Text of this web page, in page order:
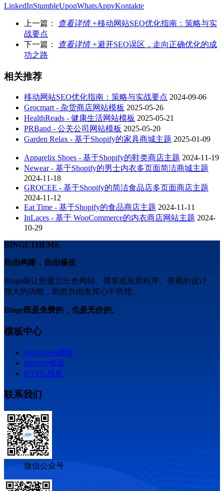
LinkedInStumbleUponWhatsAppvKontakte
上一篇： 查看详情 +移动网站SEO优化指南：策略与实
战要点
下一篇：
查看详情 +避开SEO误区，走向正确优化的成
功之路
相关推荐
移动网站SEO优化指南：策略与实战要点 2024-09-06
Grocmart - 杂货商店网站模板 2025-05-26
HealthReads - 健康生活网站模板 2025-05-21
PRBand - 公关公司网站模板 2025-05-20
Garden Relax - 基于Shopify的家具商城主题 2025-01-09
Apparelix Shoes - 基于Shopify的鞋类商店主题 2024-11-19
Newear - 基于Shopify的男士内衣多页面简洁商城主题
2024-11-18
GROCEE - 基于Shopify的简洁食品店多页面商店主题
2024-11-12
Eat Time - 基于Shopify的食品商店主题 2024-11-11
InLaces - 基于 WooCommerce的内衣商店网站主题 2024-
10-29
BINGETHEME
自由构建，自由修改
Binge能让您建立出色网站、博客或应用程序。美观的设计，
强大的功能，助您自由发挥心中所想。
Binge既是免费的，也是无价的。
模板中心
Wordpress模板
Shopify模板
HTML模板
联系我们
微信公众号